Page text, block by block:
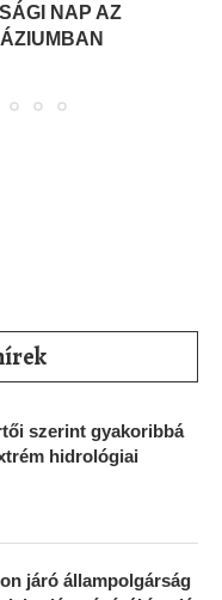
NAP AZ
szerint gyakoribbá
hidrológiai
járó állampolgárság